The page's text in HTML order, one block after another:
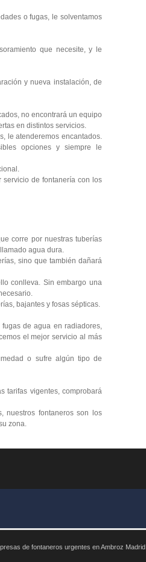
o fugas, le solventamos
que necesite, y le
y nueva instalación, de
no encontrará un equipo
en distintos servicios.
le atenderemos encantados.
opciones y siempre le
servicio de fontanería con los
corre por nuestras tuberías
agua dura.
sino que también dañará
conlleva. Sin embargo una
bajantes y fosas sépticas.
de agua en radiadores,
el mejor servicio al más
o sufre algún tipo de
tarifas vigentes, comprobará
nuestros fontaneros son los
zona.
de fontaneros urgentes en Ambroz Madrid